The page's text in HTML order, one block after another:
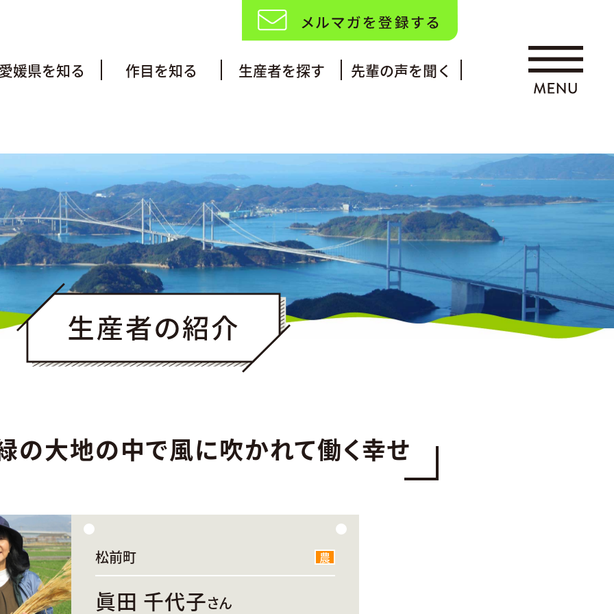
媛県を知る 作目を知る 生産者を探す 先輩の声を聞く
の大地の中で風に吹かれて働く幸せ
松前町 農
眞田 千代子さん